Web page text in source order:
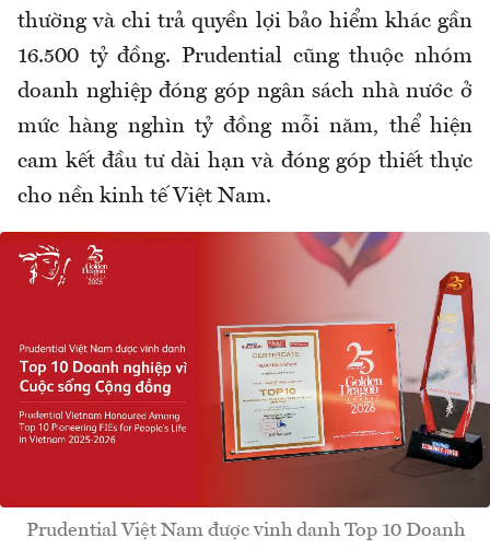
thường và chi trả quyền lợi bảo hiểm khác gần
16.500 tỷ đồng. Prudential cũng thuộc nhóm
doanh nghiệp đóng góp ngân sách nhà nước ở
mức hàng nghìn tỷ đồng mỗi năm, thể hiện
cam kết đầu tư dài hạn và đóng góp thiết thực
cho nền kinh tế Việt Nam.
Prudential Việt Nam được vinh danh Top 10 Doanh